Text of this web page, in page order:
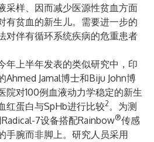
采样、因而减少医源性贫血方面
有贫血的新生儿。需要进一步的
对伴有循环系统疾病的危重患者
年上半年发表的类似研究中，印
Ahmed Jamal博士和Biju John博
院对100例血液动力学稳定的新生
红蛋白与SpHb进行比较2。为测
7设备搭配Rainbow®传感
手腕而非脚上。研究人员采用